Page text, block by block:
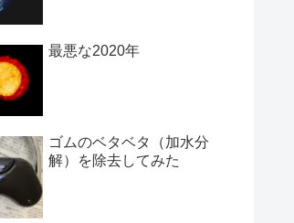
最悪な2020年
ゴムのベタベタ（加水分
解）を除去してみた